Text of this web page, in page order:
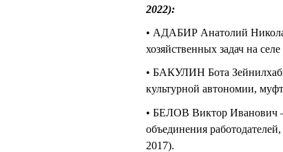
2022):
• АДАБИР Анатолий
хозяйственных задач на
• БАКУЛИН Бота
культурной автономии,
• БЕЛОВ Виктор Иванович
объединения
2017).